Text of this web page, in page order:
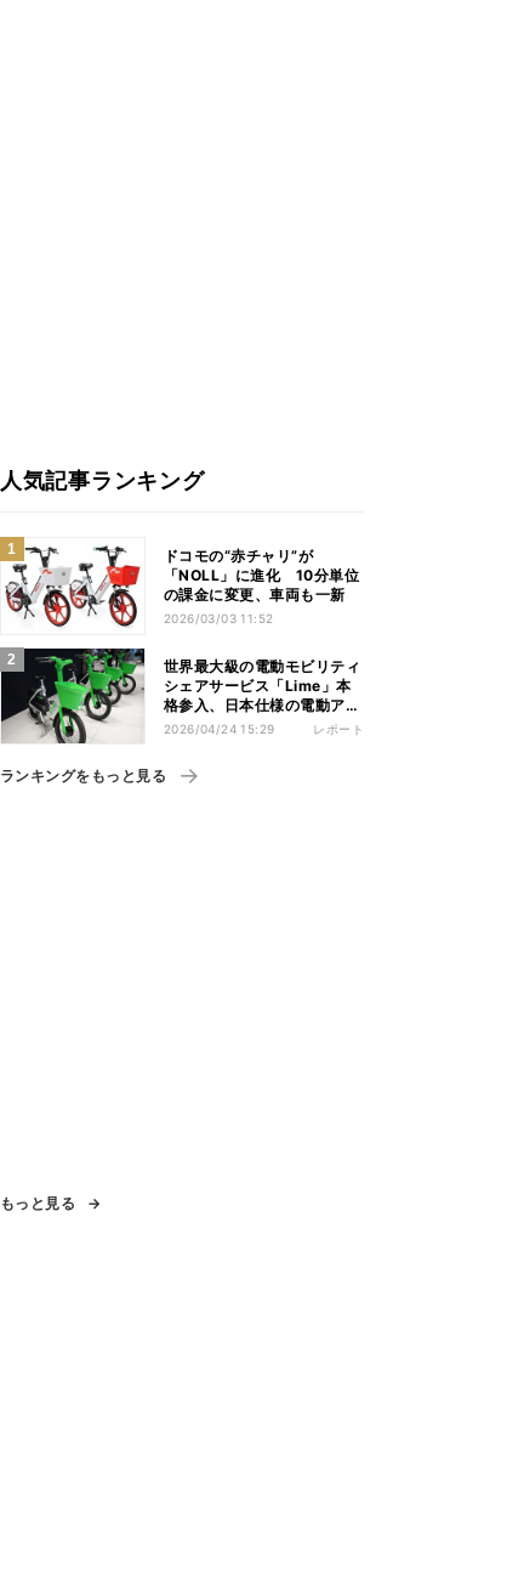
人気記事ランキング
ドコモの“赤チャリ”が
「NOLL」に進化 10分単位
の課金に変更、車両も一新
2026/03/03 11:52
世界最大級の電動モビリティ
シェアサービス「Lime」本
格参入、日本仕様の電動アシ
スト自転車を投入
2026/04/24 15:29 レポート
ランキングをもっと見る
もっと見る